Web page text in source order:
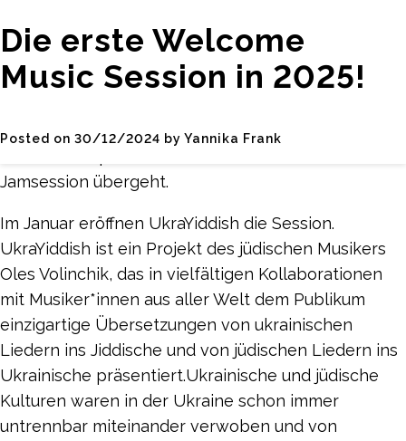
Monat:Dezember
2024
Die erste Welcome
Music Session in 2025!
Posted on 30/12/2024 by Yannika Frank
Opener: UkraYiddish
Bei der Welcome Music Session kommen jeden 2.
zusammen und teilen ihre Musik. Jede Session wird
Jamsession übergeht.
Im Januar eröffnen UkraYiddish die Session.
UkraYiddish ist ein Projekt des jüdischen Musikers
Oles Volinchik, das in vielfältigen Kollaborationen
mit Musiker*innen aus aller Welt dem Publikum
einzigartige Übersetzungen von ukrainischen
Liedern ins Jiddische und von jüdischen Liedern ins
Ukrainische präsentiert.Ukrainische und jüdische
Kulturen waren in der Ukraine schon immer
untrennbar miteinander verwoben und von